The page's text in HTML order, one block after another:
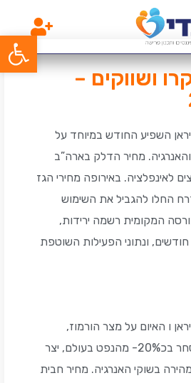
פתח
ושווקים –
השפיע החודש במיוחד על
מחיר הדלק בארה”ב
לאינפלציה. באירופה מחירי הגז
החלו להגביל את השימוש
המקומית רשמה ירידות,
ונתוני הפעילות השוטפת
ו האיום על מצר הורמוז,
ובעקבות כך על המסחר בכ20%- מהנפט בעולם, יצר
בשוקי האנרגיה. מחיר חבית